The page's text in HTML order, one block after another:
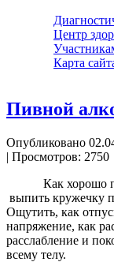
Центр
Карта
Пивной
Опубликовано
| Просмотров: 2750
Как хорошо
выпить кружечку
Ощутить, как
напряжение, как
расслабление и
всему телу.